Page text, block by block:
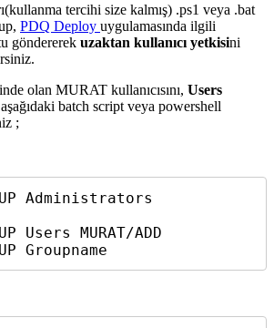
tercihi size kalmış) .ps1 veya .bat
PDQ Deploy uygulamasında ilgili
göndererek uzaktan kullanıcı yetkisini
olan MURAT kullanıcısını, Users
batch script veya powershell
;
Administrators
Users MURAT/ADD
Groupname